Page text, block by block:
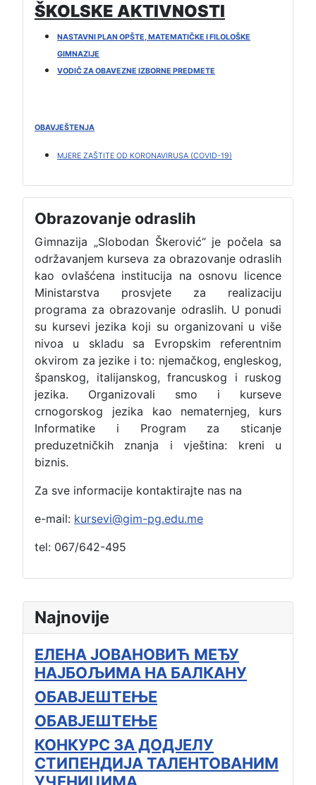
Najnovije
ЕЛЕНА ЈОВАНОВИЋ МЕЂУ
НАЈБОЉИМА НА БАЛКАНУ
ОБАВЈЕШТЕЊЕ
ОБАВЈЕШТЕЊЕ
КОНКУРС ЗА ДОДЈЕЛУ
СТИПЕНДИЈА ТАЛЕНТОВАНИМ
ŠKOLSKE AKTIVNOSTI
NASTAVNI PLAN OPŠTE, MATEMATIČKE I FILOLOŠKE
GIMNAZIJE
VODIČ ZA OBAVEZNE IZBORNE PREDMETE
OBAVJEŠTENJA
MJERE ZAŠTITE OD KORONAVIRUSA (COVID-19)
Obrazovanje odraslih
Gimnazija „Slobodan Škerović“ je počela sa
održavanjem kurseva za obrazovanje odraslih
kao ovlašćena institucija na osnovu licence
Ministarstva prosvjete za realizaciju
programa za obrazovanje odraslih. U ponudi
su kursevi jezika koji su organizovani u više
nivoa u skladu sa Evropskim referentnim
okvirom za jezike i to: njemačkog, engleskog,
španskog, italijanskog, francuskog i ruskog
jezika. Organizovali smo i kurseve
crnogorskog jezika kao nematernjeg, kurs
Informatike i Program za sticanje
preduzetničkih znanja i vještina: kreni u
biznis.
Za sve informacije kontaktirajte nas na
e-mail: kursevi@gim-pg.edu.me
tel: 067/642-495